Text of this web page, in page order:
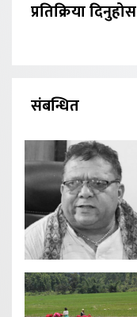
प्रतिक्रिया दिनुहोस
संबन्धित